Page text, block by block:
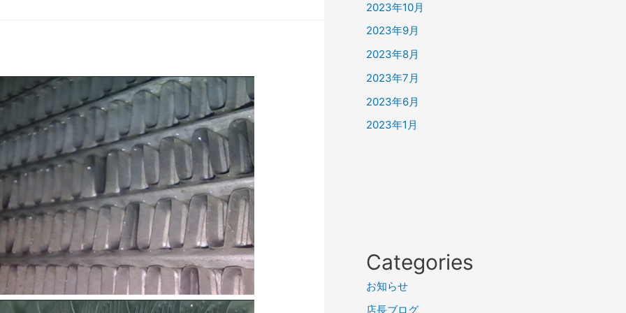
2023年10月
2023年9月
2023年8月
2023年7月
2023年6月
2023年1月
Categories
お知らせ
店長ブログ